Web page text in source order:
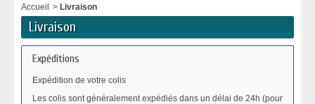
Accueil > Livraison
Livraison
Expéditions
Expédition de votre colis
Les colis sont généralement expédiés dans un délai de 24h (pour